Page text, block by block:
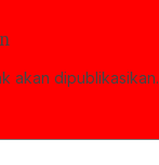
akan dipublikasikan.